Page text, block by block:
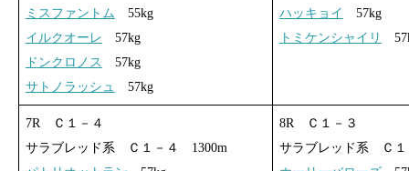
ミスファントム 55kg
イルクオーレ 57kg
ドンクロノス
57kg
サトノラッシュ
57kg
ハッキョイ
57kg
トミケンシャイリ
7R Ｃ１－４
サラブレッド系 Ｃ１－４ 1300m
8R Ｃ１－３
サラブレッド系 Ｃ